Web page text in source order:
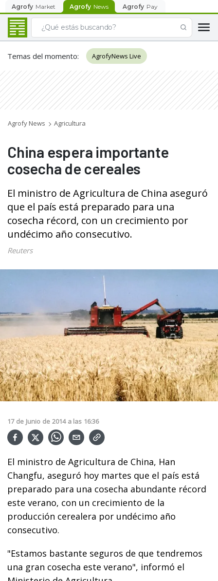
Agrofy Market Agrofy News Agrofy Pay
Temas del momento: AgrofyNews Live
Agrofy News Agricultura
China espera importante
cosecha de cereales
El ministro de Agricultura de China aseguró
que el país está preparado para una
cosecha récord, con un crecimiento por
undécimo año consecutivo.
Reuters
17 de Junio de 2014 a las 16:36
El ministro de Agricultura de China, Han
Changfu, aseguró hoy martes que el país está
preparado para una cosecha abundante récord
este verano, con un crecimiento de la
producción cerealera por undécimo año
consecutivo.
"Estamos bastante seguros de que tendremos
una gran cosecha este verano", informó el